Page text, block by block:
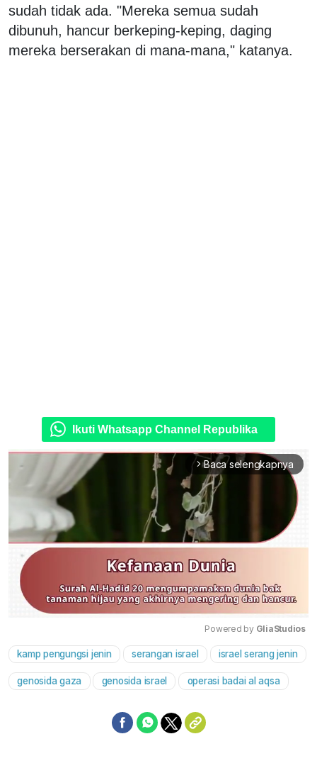
sudah tidak ada. "Mereka semua sudah
dibunuh, hancur berkeping-keping, daging
mereka berserakan di mana-mana," katanya.
Ikuti Whatsapp Channel Republika
arrow_forward_ios Baca selengkapnya
Mute
Powered by GliaStudios
kamp pengungsi jenin serangan israel israel serang jenin
genosida gaza genosida israel operasi badai al aqsa